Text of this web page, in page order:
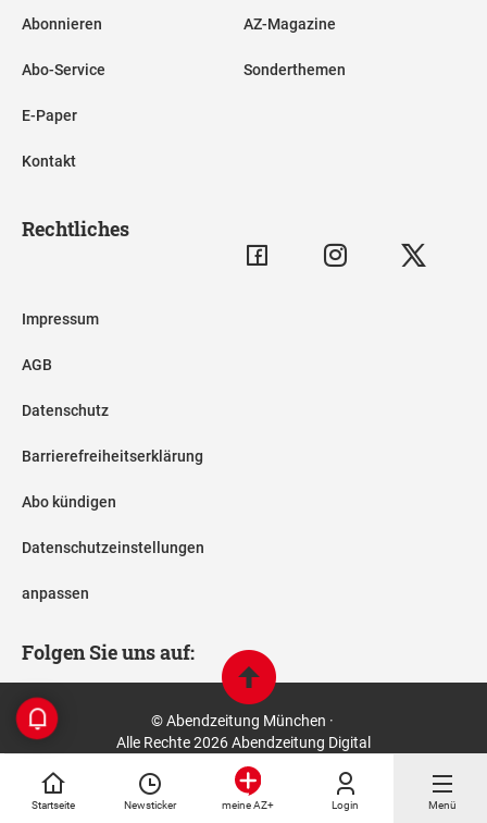
Startseite Newsticker meine AZ+ Login Menü
Abonnieren
Abo-Service
E-Paper
Kontakt
AZ-Magazine
Sonderthemen
Rechtliches
Impressum
AGB
Datenschutz
Barrierefreiheitserklärung
Abo kündigen
Datenschutzeinstellungen
anpassen
Folgen Sie uns auf:
© Abendzeitung München ·
Alle Rechte 2026 Abendzeitung Digital